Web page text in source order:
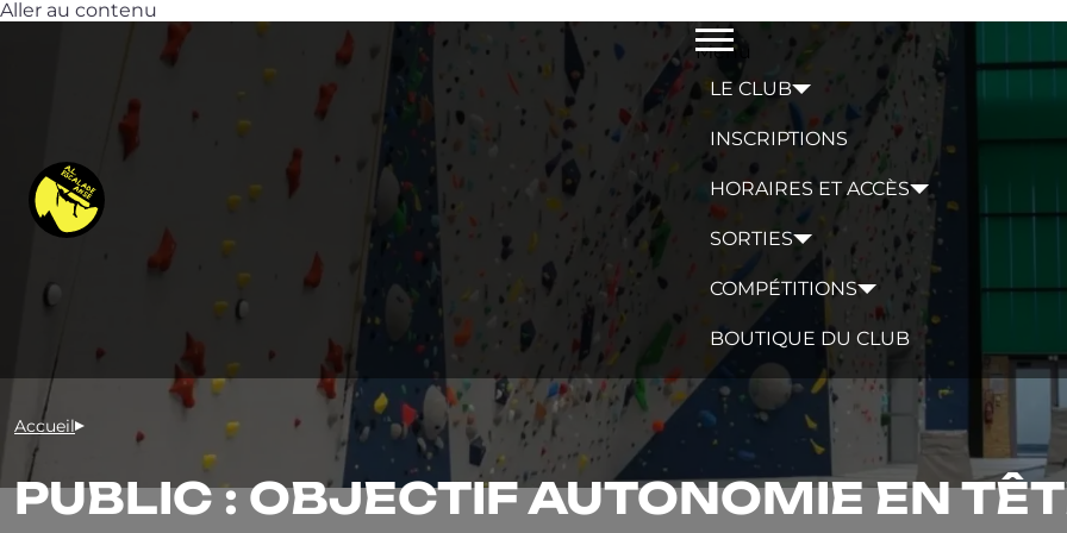
Aller au contenu
Menu
LE CLUB
INSCRIPTIONS
HORAIRES ET ACCÈS
SORTIES
COMPÉTITIONS
BOUTIQUE DU CLUB
Accueil
PUBLIC : OBJECTIF AUTONOMIE EN